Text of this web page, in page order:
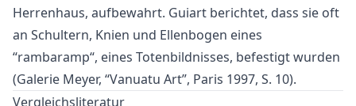
Herrenhaus, aufbewahrt. Guiart berichtet, dass sie oft
an Schultern, Knien und Ellenbogen eines
“rambaramp“, eines Totenbildnisses, befestigt wurden
(Galerie Meyer, “Vanuatu Art”, Paris 1997, S. 10).
Vergleichsliteratur